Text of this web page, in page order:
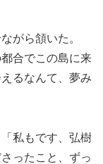
がら頷いた。
合でこの島に来
るなんて、夢み
私もです、弘樹
ったこと、ずっ